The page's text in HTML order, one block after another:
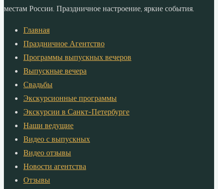
местам России. Праздничное настроение, яркие события.
Главная
Праздничное Агентство
Программы выпускных вечеров
Выпускные вечера
Свадьбы
Экскурсионные программы
Экскурсии в Санкт-Петербурге
Наши ведущие
Видео с выпускных
Видео отзывы
Новости агентства
Отзывы